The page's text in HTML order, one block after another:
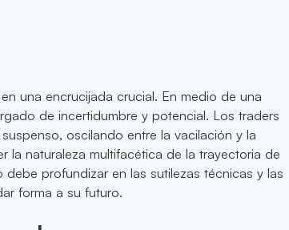
una encrucijada crucial. En medio de una
de incertidumbre y potencial. Los traders
oscilando entre la vacilación y la
la naturaleza multifacética de la trayectoria de
profundizar en las sutilezas técnicas y las
forma a su futuro.